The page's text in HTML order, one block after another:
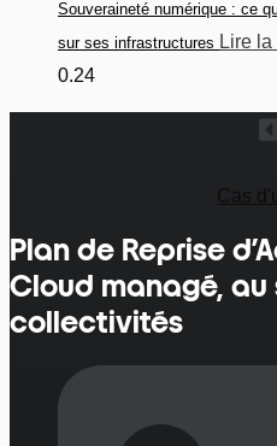
Souveraineté numérique : ce
sur ses infrastructures Lire
Cas
Plan de Reprise
Cloud managé,
collectivités